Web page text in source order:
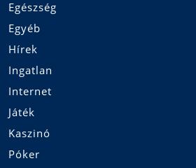
Egészség
Egyéb
Hírek
Ingatlan
Internet
Játék
Kaszinó
Póker